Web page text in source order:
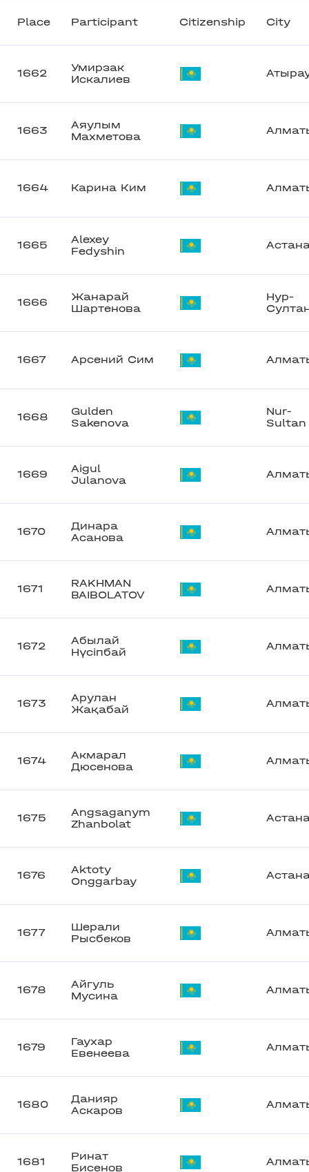
Place Participant Citizenship City
1662
Умирзак
Искалиев
1663
Аяулым
Махметова
1664 Карина Ким
1665
Alexey
Fedyshin
1666
Жанарай
Шартенова
Нур-
1667 Арсений Сим
1668
Gulden
Sakenova
Nur-
Sultan
1669
Aigul
Julanova
1670
Динара
Асанова
1671
RAKHMAN
BAIBOLATOV
1672
Абылай
Нүсіпбай
1673
Арулан
Жақабай
1674
Акмарал
Дюсенова
1675
Angsaganym
Zhanbolat
1676
Aktoty
Onggarbay
1677
Шерали
Рысбеков
1678
Айгуль
Мусина
1679
Гаухар
Евенеева
1680
Данияр
Аскаров
1681
Ринат
Бисенов